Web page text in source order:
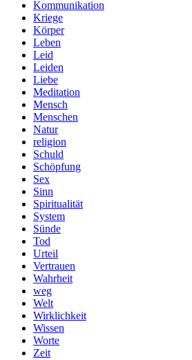
Kommunikation
Kriege
Körper
Leben
Leid
Leiden
Liebe
Meditation
Mensch
Menschen
Natur
religion
Schuld
Schöpfung
Sex
Sinn
Spiritualität
System
Sünde
Tod
Urteil
Vertrauen
Wahrheit
weg
Welt
Wirklichkeit
Wissen
Worte
Zeit